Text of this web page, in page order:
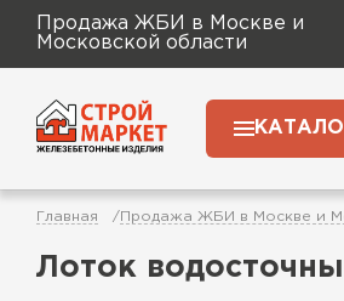
Продажа ЖБИ в Москве и
Московской области
Главная Продажа ЖБИ в Москве и
Лоток